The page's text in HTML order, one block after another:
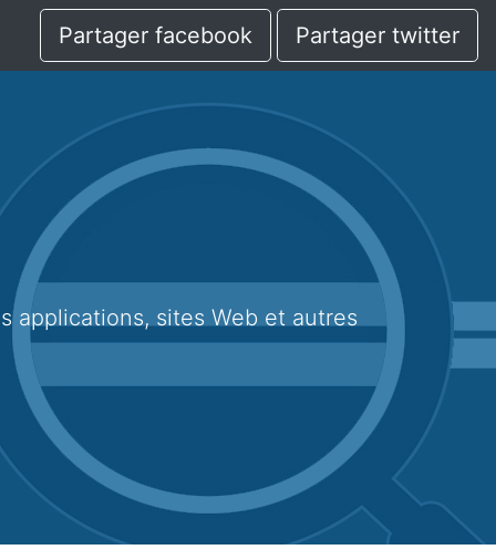
Partager facebook Partager twitter